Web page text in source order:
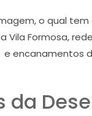
o qual
Formosa,
e encanamentos
da